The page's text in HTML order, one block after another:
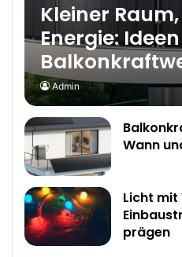
Kleiner
Energie:
Admin
Wann
Licht mit
prägen